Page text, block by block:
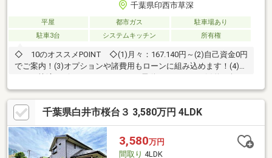
千葉県印西市草深
平屋 都市ガス
駐車場あり
駐車3台
システムキッチン 所有権
◇ 10のオススメPOINT ◇(1)月々：167.140円～(2)自己資金0円
でご案内！(3)オプションや諸費用もローンに組み込めます！(4)雨
ゆとりある敷地に建つ築浅平屋建て(6)勾配天井が生み出す開放的
なLDK(7)ホテルライクなストレスのない導線(8)セカンドハウス・
単身世帯・DINKSにも◎(9))スタジオ・チッタ施工のデザイナーズ
平屋住宅(10)住宅ローンに不安のある方、既存借入のある方も◎
◆ご見学ご希望のお客様◆ お問合せダイヤル：090-5533-
2081《担当：近藤》
千葉県白井市桜台３ 3,580万円 4LDK
3,580万円
間取り 4LDK